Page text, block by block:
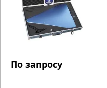
По запросу